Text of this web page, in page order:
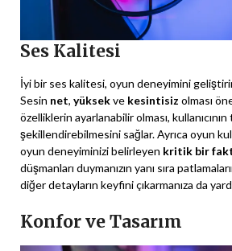
Ses Kalitesi
İyi bir ses kalitesi, oyun deneyimini
Sesin net, yüksekve kesintisiz olması
özelliklerin ayarlanabilir olması,
şekillendirebilmesini sağlar. Ayrıca oyun
oyun deneyiminizi belirleyen kritik bir
düşmanları duymanızın yanı sıra
diğer detayların keyfini çıkarmanıza da
Konfor ve Tasarım